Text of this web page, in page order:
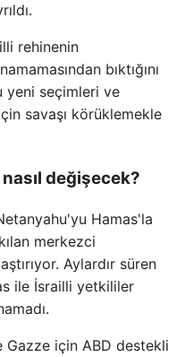
rehinenin
bıktığını
yeni seçimleri ve
savaşı körüklemekle
değişecek?
Hamas'la
merkezci
Aylardır süren
ile İsrailli yetkililer
için ABD destekli